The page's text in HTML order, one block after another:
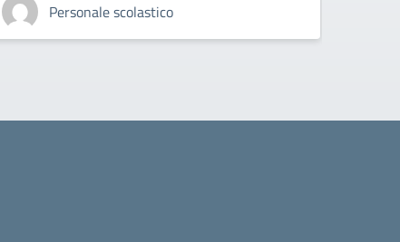
Personale scolastico